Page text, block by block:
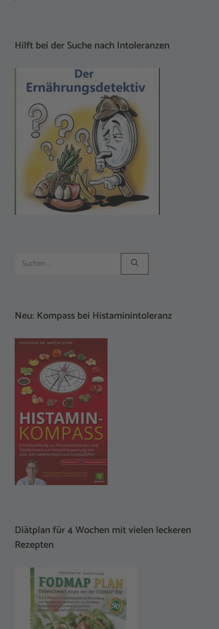
Hilft bei der Suche nach Intoleranzen
Suchen
nach:
Neu: Kompass bei Histaminintoleranz
Diätplan für 4 Wochen mit vielen leckeren
Rezepten